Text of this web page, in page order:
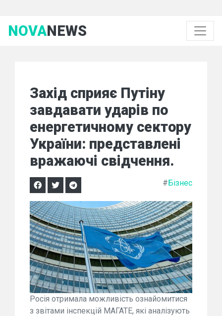
NOVANEWS
Захід сприяє Путіну
завдавати ударів по
енергетичному сектору
України: представлені
вражаючі свідчення.
#Бізнес
Росія отримала можливість ознайомитися
з звітами інспекцій МАГАТЕ, які аналізують